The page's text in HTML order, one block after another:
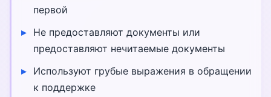
первой
Не предоставляют документы или
предоставляют нечитаемые документы
Используют грубые выражения в обращении
к поддержке